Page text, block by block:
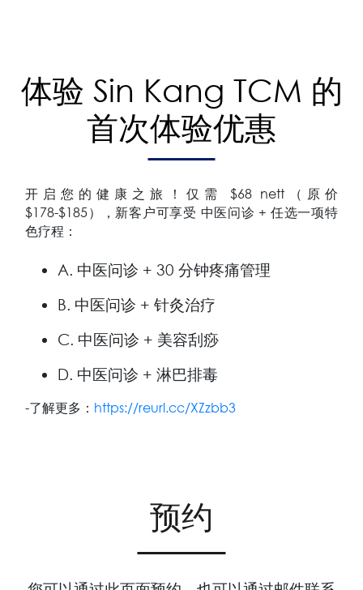
体验 Sin Kang TCM 的
首次体验优惠
开启您的健康之旅！仅需 $68 nett（原价
$178-$185），新客户可享受 中医问诊 + 任选一项特
色疗程：
A. 中医问诊 + 30 分钟疼痛管理
B. 中医问诊 + 针灸治疗
C. 中医问诊 + 美容刮痧
D. 中医问诊 + 淋巴排毒
-了解更多： https://reurl.cc/XZzbb3
预约